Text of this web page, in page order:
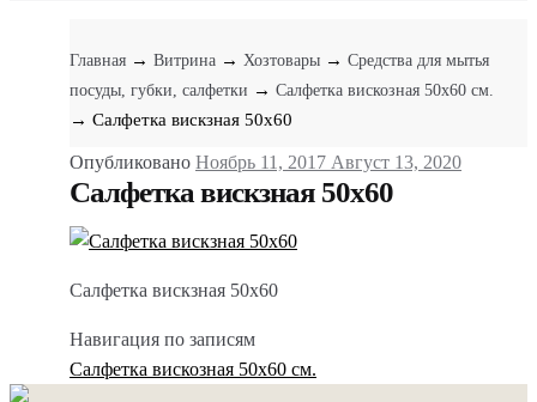
Главная → Витрина → Хозтовары → Средства для мытья
посуды, губки, салфетки → Салфетка вискозная 50х60 см.
→ Салфетка вискзная 50х60
Опубликовано Ноябрь 11, 2017 Август 13, 2020
Салфетка вискзная 50х60
Салфетка вискзная 50х60
Навигация по записям
Салфетка вискозная 50х60 см.